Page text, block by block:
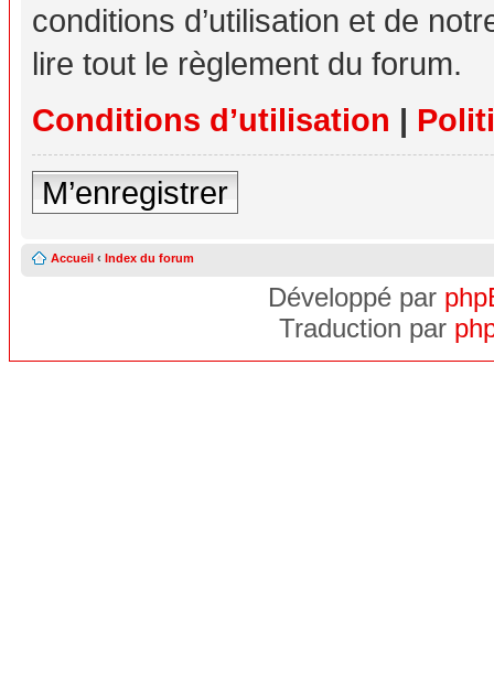
conditions d’utilisation et de
lire tout le règlement du forum.
Conditions d’utilisation |
M’enregistrer
Accueil ‹ Index du forum
Développé par
Traduction par